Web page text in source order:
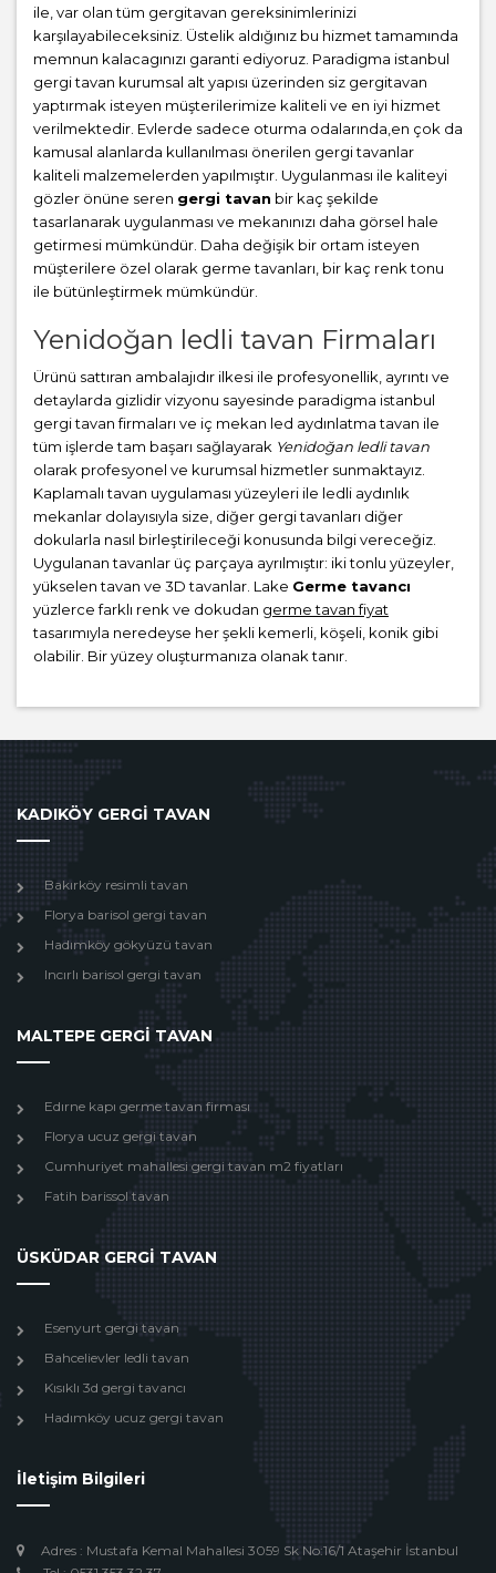
ile, var olan tüm gergitavan gereksinimlerinizi
karşılayabileceksiniz. Üstelik aldığınız bu hizmet tamamında
memnun kalacagınızı garanti ediyoruz. Paradigma istanbul
gergi tavan kurumsal alt yapısı üzerinden siz gergitavan
yaptırmak isteyen müşterilerimize kaliteli ve en iyi hizmet
verilmektedir. Evlerde sadece oturma odalarında,en çok da
kamusal alanlarda kullanılması önerilen gergi tavanlar
kaliteli malzemelerden yapılmıştır. Uygulanması ile kaliteyi
gözler önüne seren gergi tavan bir kaç şekilde
tasarlanarak uygulanması ve mekanınızı daha görsel hale
getirmesi mümkündür. Daha değişik bir ortam isteyen
müşterilere özel olarak germe tavanları, bir kaç renk tonu
ile bütünleştirmek mümkündür.
Yenidoğan ledli tavan Firmaları
Ürünü sattıran ambalajıdır ilkesi ile profesyonellik, ayrıntı ve
detaylarda gizlidir vizyonu sayesinde paradigma istanbul
gergi tavan firmaları ve iç mekan led aydınlatma tavan ile
tüm işlerde tam başarı sağlayarak Yenidoğan ledli tavan
olarak profesyonel ve kurumsal hizmetler sunmaktayız.
Kaplamalı tavan uygulaması yüzeyleri ile ledli aydınlık
mekanlar dolayısıyla size, diğer gergi tavanları diğer
dokularla nasıl birleştirileceği konusunda bilgi vereceğiz.
Uygulanan tavanlar üç parçaya ayrılmıştır: iki tonlu yüzeyler,
yükselen tavan ve 3D tavanlar. Lake Germe tavancı
yüzlerce farklı renk ve dokudan germe tavan fiyat
tasarımıyla neredeyse her şekli kemerli, köşeli, konik gibi
olabilir. Bir yüzey oluşturmanıza olanak tanır.
KADIKÖY GERGİ TAVAN
Bakırköy resimli tavan
Florya barisol gergi tavan
Hadımköy gökyüzü tavan
Incırlı barisol gergi tavan
MALTEPE GERGİ TAVAN
Edırne kapı germe tavan firması
Florya ucuz gergi tavan
Cumhuriyet mahallesi gergi tavan m2 fiyatları
Fatih barissol tavan
ÜSKÜDAR GERGİ TAVAN
Esenyurt gergi tavan
Bahcelievler ledli tavan
Kısıklı 3d gergi tavancı
Hadımköy ucuz gergi tavan
İletişim Bilgileri
Adres : Mustafa Kemal Mahallesi 3059 Sk No:16/1 Ataşehir İstanbul